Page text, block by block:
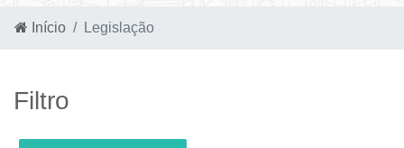
Início Legislação
Filtro